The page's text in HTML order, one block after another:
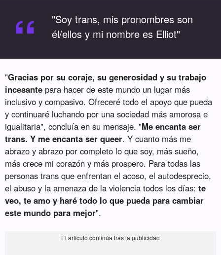
“
"Soy trans, mis pronombres son
él/ellos y mi nombre es Elliot"
"Gracias por su coraje, su generosidad y su trabajo
incesante para hacer de este mundo un lugar más
inclusivo y compasivo. Ofreceré todo el apoyo que pueda
y continuaré luchando por una sociedad más amorosa e
igualitaria", concluía en su mensaje. "Me encanta ser
trans. Y me encanta ser queer. Y cuanto más me
abrazo y abrazo por completo lo que soy, más sueño,
más crece mi corazón y más prospero. Para todas las
personas trans que enfrentan el acoso, el autodesprecio,
el abuso y la amenaza de la violencia todos los días:te
veo, te amo y haré todo lo que pueda para cambiar
este mundo para mejor".